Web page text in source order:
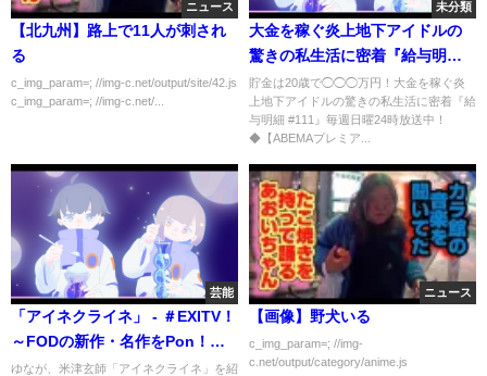
ニュース
【北九州】路上で11人が刺され
る
c_img_param=; //img-c.net/output/site/42.js
c_img_param=; //img-c.net/...
未分類
大金を稼ぐ炎上地下アイドルの
驚きの私生活に密着『給与明細
#111』毎週日曜24時放送中！
貯金は20歳で◯◯◯万円！大金を稼ぐ炎
上地下アイドルの驚きの私生活に密着『給
与明細 #111』毎週日曜24時放送中！
◆【ABEMAプレミア...
芸能
「アイネクライネ」 - ＃EXITV！
～FODの新作・名作をPon！
Pon！見せまくり！～（フジテレ
ゆなが、米津玄師「アイネクライネ」を紹
ニュース
【画像】野犬いる
c_img_param=; //img-
c.net/output/category/anime.js